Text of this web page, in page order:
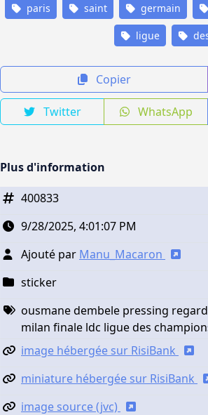
paris saint germain
ligue
Copier
Twitter WhatsApp
Plus d'information
400833
9/28/2025, 4:01:07 PM
Ajouté par Manu_Macaron
sticker
ousmane dembele pressing
milan finale ldc ligue des
image hébergée sur RisiBank
miniature hébergée sur RisiBank
image source (jvc)